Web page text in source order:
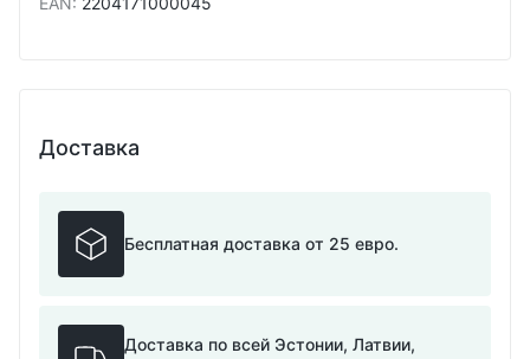
Доставка
Бесплатная доставка от 25 евро.
Доставка по всей Эстонии, Латвии,